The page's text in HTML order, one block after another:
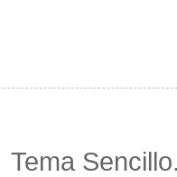
Tema